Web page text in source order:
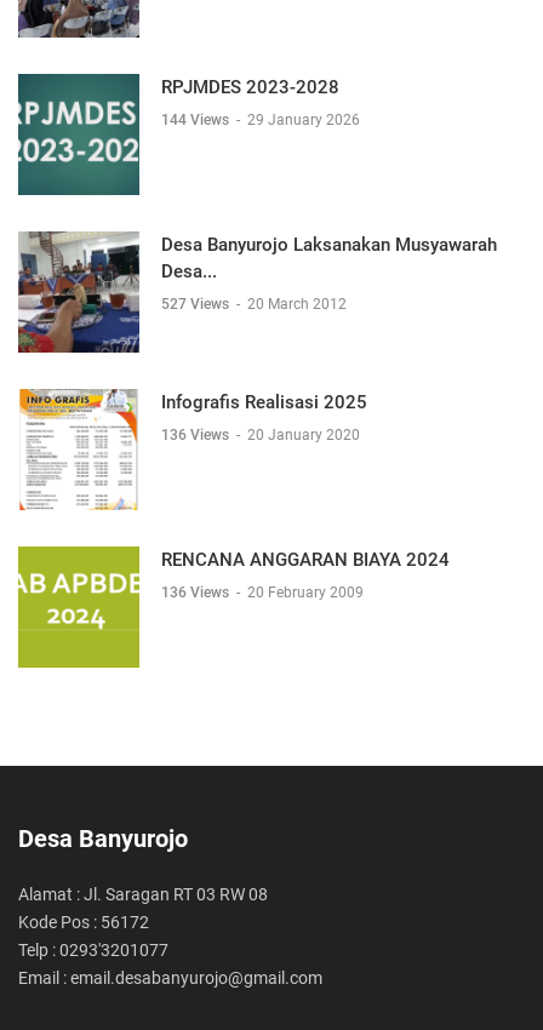
RPJMDES 2023-2028
144 Views - 29 January 2026
Desa Banyurojo Laksanakan Musyawarah
Desa...
527 Views - 20 March 2012
Infografis Realisasi 2025
136 Views - 20 January 2020
RENCANA ANGGARAN BIAYA 2024
136 Views - 20 February 2009
Desa Banyurojo
Alamat : Jl. Saragan RT 03 RW 08
Kode Pos : 56172
Telp : 0293'3201077
Email : email.desabanyurojo@gmail.com